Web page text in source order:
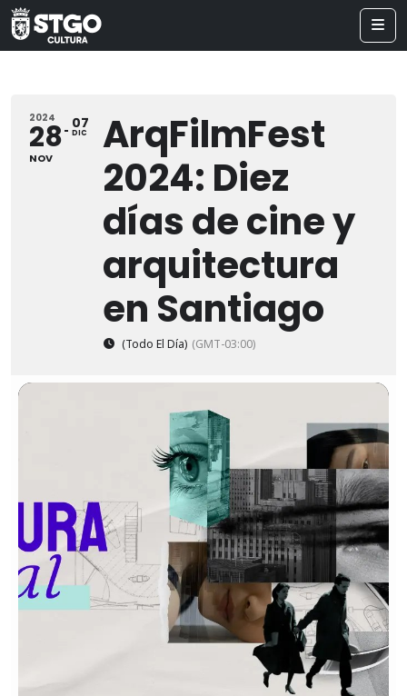
2024
28
NOV
07
DIC
ArqFilmFest
2024: Diez
días de cine y
arquitectura
en Santiago
(Todo El Día) (GMT-03:00)